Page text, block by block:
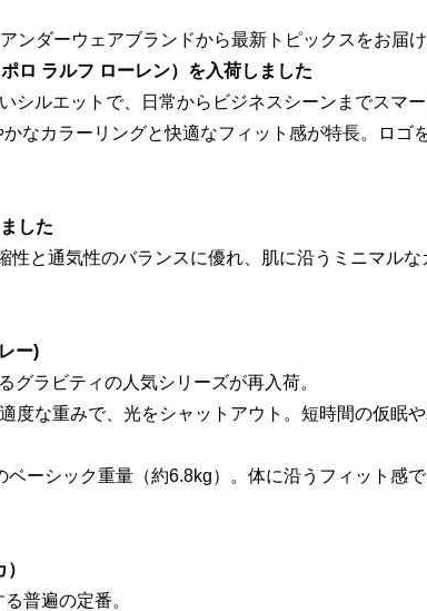
ダーウェアブランドから最新トピックスをお届け
ロ ラルフ ローレン）を入荷しました
ルエットで、日常からビジネスシーンまでスマー
なカラーリングと快適なフィット感が特長。ロ
した
と通気性のバランスに優れ、肌に沿うミニマル
ー)
ラビティの人気シリーズが再入荷。
度な重みで、光をシャットアウト。短時間の仮眠
ーシック重量（約6.8kg）。体に沿うフィット感
普遍の定番。